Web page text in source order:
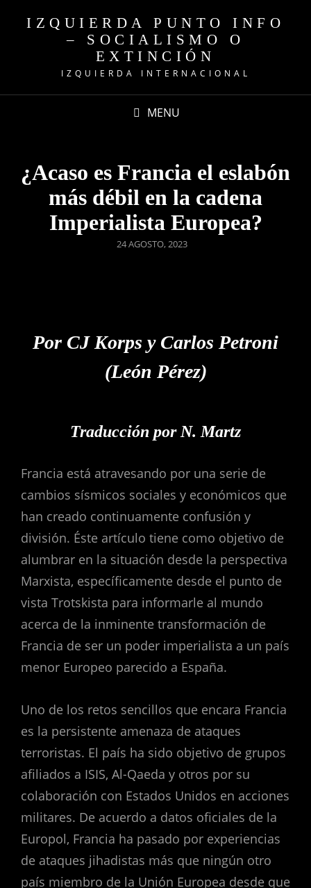
IZQUIERDA PUNTO INFO
– SOCIALISMO O
EXTINCIÓN
IZQUIERDA INTERNACIONAL
MENU
¿Acaso es Francia el eslabón
más débil en la cadena
Imperialista Europea?
POSTED
24 AGOSTO, 2023
Por CJ Korps y Carlos Petroni
(León Pérez)
Traducción por N. Martz
Francia está atravesando por una serie de
cambios sísmicos sociales y económicos que
han creado continuamente confusión y
división. Éste artículo tiene como objetivo de
alumbrar en la situación desde la perspectiva
Marxista, específicamente desde el punto de
vista Trotskista para informarle al mundo
acerca de la inminente transformación de
Francia de ser un poder imperialista a un país
menor Europeo parecido a España.
Uno de los retos sencillos que encara Francia
es la persistente amenaza de ataques
terroristas. El país ha sido objetivo de grupos
afiliados a ISIS, Al-Qaeda y otros por su
colaboración con Estados Unidos en acciones
militares. De acuerdo a datos oficiales de la
Europol, Francia ha pasado por experiencias
de ataques jihadistas más que ningún otro
país miembro de la Unión Europea desde que